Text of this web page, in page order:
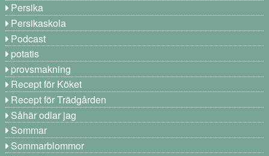
Persika
Persikaskola
Podcast
potatis
provsmakning
Recept för Köket
Recept för Trädgården
Såhär odlar jag
Sommar
Sommarblommor